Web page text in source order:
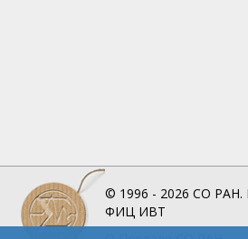
© 1996 - 2026 СО РАН.
ФИЦ ИВТ